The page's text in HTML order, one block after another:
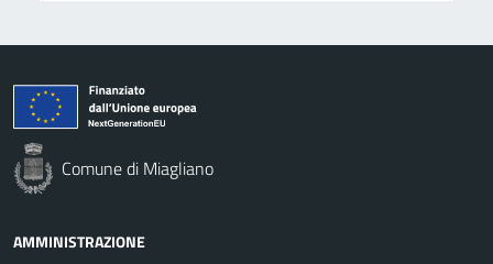
Comune di Miagliano
AMMINISTRAZIONE